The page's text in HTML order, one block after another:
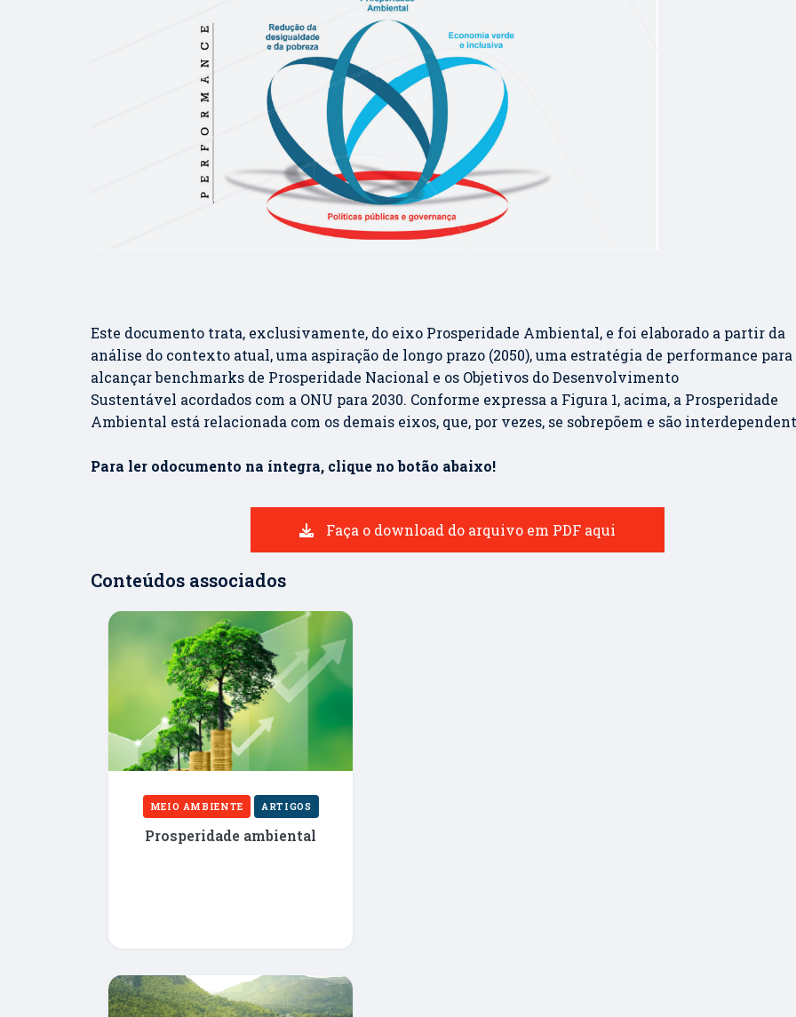
Este documento trata, exclusivamente, do eixo Prosperidade Ambiental, e foi elaborado a partir da
análise do contexto atual, uma aspiração de longo prazo (2050), uma estratégia de performance para
alcançar benchmarks de Prosperidade Nacional e os Objetivos do Desenvolvimento
Sustentável acordados com a ONU para 2030. Conforme expressa a Figura 1, acima, a Prosperidade
Ambiental está relacionada com os demais eixos, que, por vezes, se sobrepõem e são
Para ler odocumento na íntegra, clique no botão abaixo!
Faça o download do arquivo em PDF aqui
Conteúdos associados
MEIO AMBIENTE ARTIGOS
Prosperidade ambiental